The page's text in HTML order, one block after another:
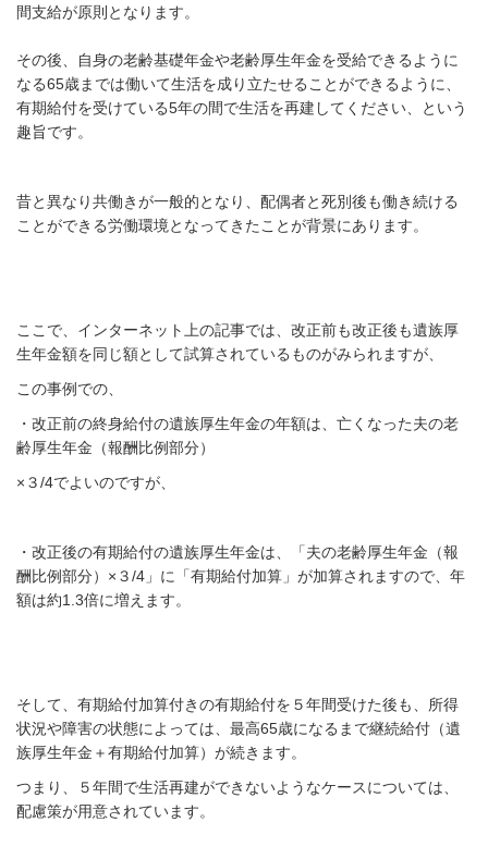
間支給が原則となります。
その後、自身の老齢基礎年金や老齢厚生年金を受給できるように
なる65歳までは働いて生活を成り立たせることができるように、
有期給付を受けている5年の間で生活を再建してください、という
趣旨です。
昔と異なり共働きが一般的となり、配偶者と死別後も働き続ける
ことができる労働環境となってきたことが背景にあります。
ここで、インターネット上の記事では、改正前も改正後も遺族厚
生年金額を同じ額として試算されているものがみられますが、
この事例での、
・改正前の終身給付の遺族厚生年金の年額は、 亡くなった夫の老
齢厚生年金（報酬比例部分）
×３/4でよいのですが、
・改正後の有期給付の遺族厚生年金は、
「夫の老齢厚生年金（報
酬比例部分）×３/4 」に 「有期給付加算」が加算されますので、 年
額は約1.3倍に増えます。
そして、有期給付加算付きの有期給付を５年間受けた後も、所得
状況や障害の状態によっては、最高65歳になるまで継続給付（遺
族厚生年金＋有期給付加算）が続きます。
つまり、５年間で生活再建ができないようなケースについては、
配慮策が用意されています。